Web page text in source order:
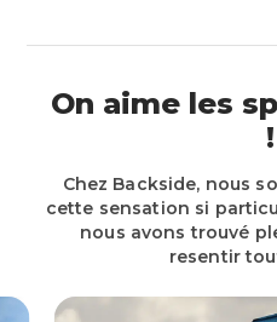
On aime les
!
Chez Backside, nous
cette sensation si
nous avons trouvé
resentir